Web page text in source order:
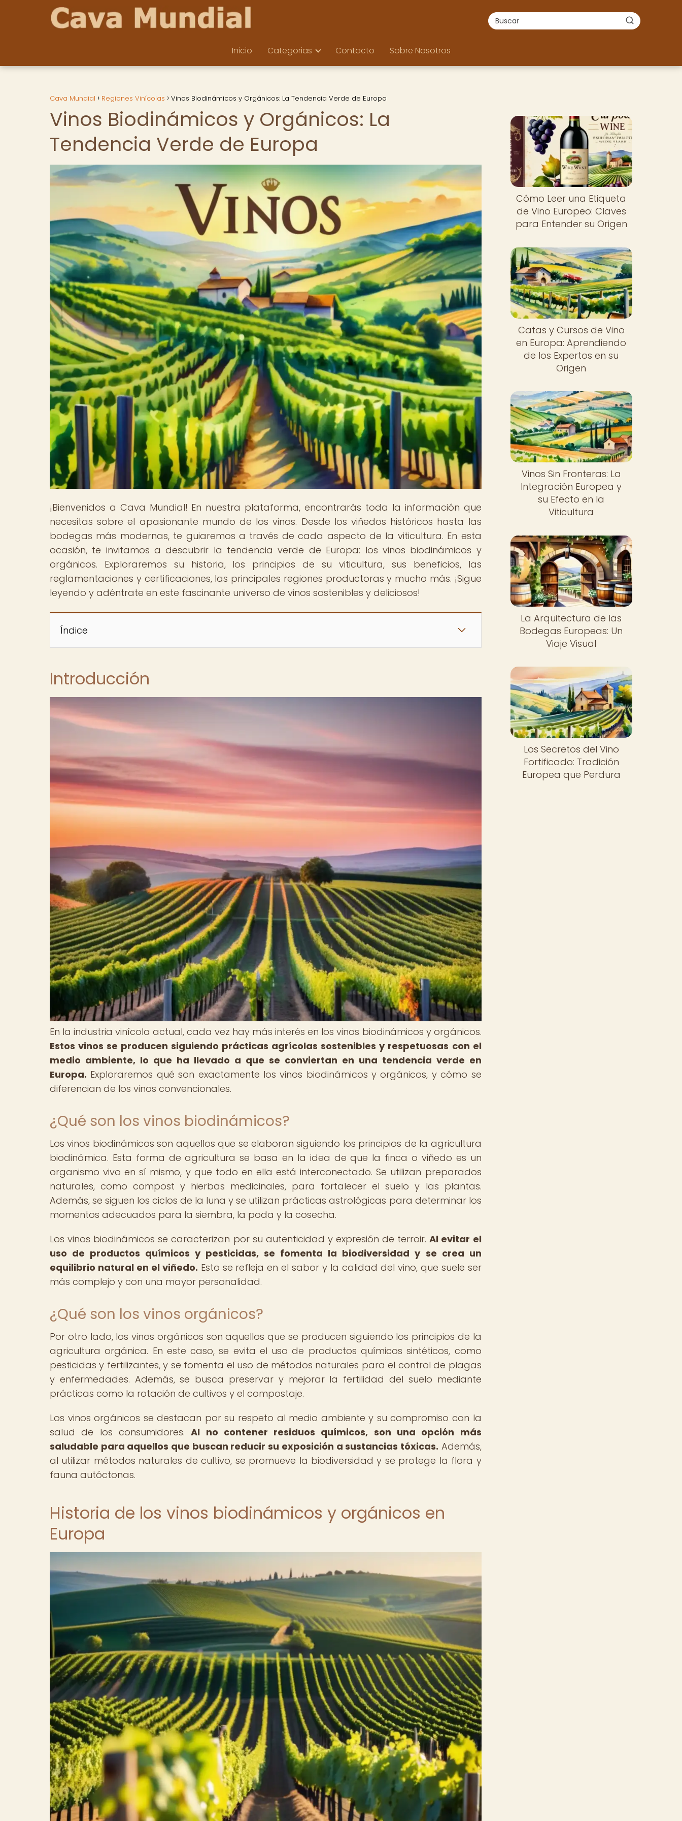
Inicio Categorias Contacto Sobre Nosotros
Cava Mundial Regiones Vinícolas Vinos Biodinámicos y Orgánicos: La Tendencia Verde de Europa
Vinos Biodinámicos y Orgánicos: La
Tendencia Verde de Europa
¡Bienvenidos a Cava Mundial! En nuestra plataforma, encontrarás toda la información que
necesitas sobre el apasionante mundo de los vinos. Desde los viñedos históricos hasta las
bodegas más modernas, te guiaremos a través de cada aspecto de la viticultura. En esta
ocasión, te invitamos a descubrir la tendencia verde de Europa: los vinos biodinámicos y
orgánicos. Exploraremos su historia, los principios de su viticultura, sus beneficios, las
reglamentaciones y certificaciones, las principales regiones productoras y mucho más. ¡Sigue
leyendo y adéntrate en este fascinante universo de vinos sostenibles y deliciosos!
Índice
Introducción
En la industria vinícola actual, cada vez hay más interés en los vinos biodinámicos y orgánicos.
Estos vinos se producen siguiendo prácticas agrícolas sostenibles y respetuosas con el
medio ambiente, lo que ha llevado a que se conviertan en una tendencia verde en
Europa. Exploraremos qué son exactamente los vinos biodinámicos y orgánicos, y cómo se
diferencian de los vinos convencionales.
¿Qué son los vinos biodinámicos?
Los vinos biodinámicos son aquellos que se elaboran siguiendo los principios de la agricultura
biodinámica. Esta forma de agricultura se basa en la idea de que la finca o viñedo es un
organismo vivo en sí mismo, y que todo en ella está interconectado. Se utilizan preparados
naturales, como compost y hierbas medicinales, para fortalecer el suelo y las plantas.
Además, se siguen los ciclos de la luna y se utilizan prácticas astrológicas para determinar los
momentos adecuados para la siembra, la poda y la cosecha.
Los vinos biodinámicos se caracterizan por su autenticidad y expresión de terroir.Al evitar el
uso de productos químicos y pesticidas, se fomenta la biodiversidad y se crea un
equilibrio natural en el viñedo. Esto se refleja en el sabor y la calidad del vino, que suele ser
más complejo y con una mayor personalidad.
¿Qué son los vinos orgánicos?
Por otro lado, los vinos orgánicos son aquellos que se producen siguiendo los principios de la
agricultura orgánica. En este caso, se evita el uso de productos químicos sintéticos, como
pesticidas y fertilizantes, y se fomenta el uso de métodos naturales para el control de plagas
y enfermedades. Además, se busca preservar y mejorar la fertilidad del suelo mediante
prácticas como la rotación de cultivos y el compostaje.
Los vinos orgánicos se destacan por su respeto al medio ambiente y su compromiso con la
salud de los consumidores.Al no contener residuos químicos, son una opción más
saludable para aquellos que buscan reducir su exposición a sustancias tóxicas. Además,
al utilizar métodos naturales de cultivo, se promueve la biodiversidad y se protege la flora y
fauna autóctonas.
Historia de los vinos biodinámicos y orgánicos en
Europa
Cómo Leer una Etiqueta
de Vino Europeo: Claves
para Entender su Origen
Catas y Cursos de Vino
en Europa: Aprendiendo
de los Expertos en su
Origen
Vinos Sin Fronteras: La
Integración Europea y
su Efecto en la
Viticultura
La Arquitectura de las
Bodegas Europeas: Un
Viaje Visual
Los Secretos del Vino
Fortificado: Tradición
Europea que Perdura